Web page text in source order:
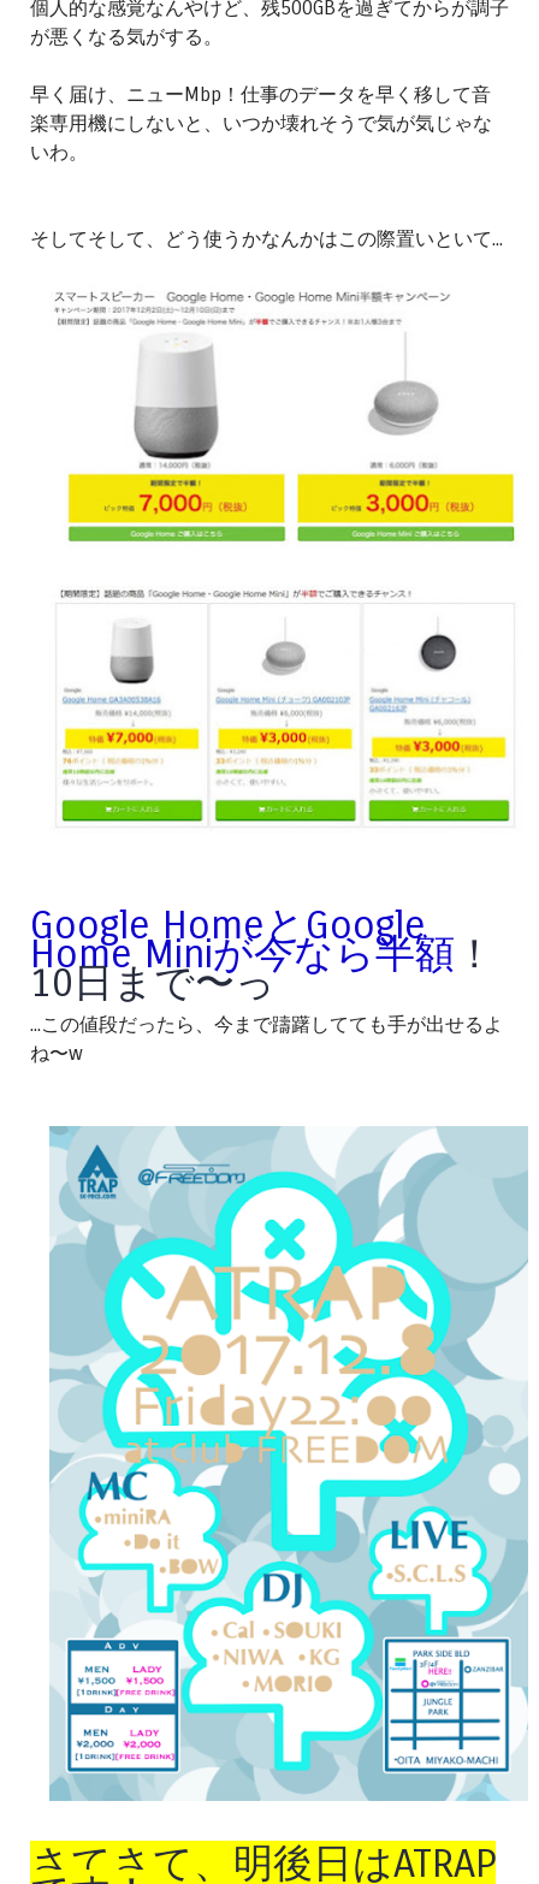
個人的な感覚なんやけど、残500GBを過ぎてからが調子
が悪くなる気がする。
早く届け、ニューMbp！仕事のデータを早く移して音
楽専用機にしないと、いつか壊れそうで気が気じゃな
いわ。
そしてそして、どう使うかなんかはこの際置いといて...
Google HomeとGoogle
Home Miniが今なら半額 ！
10日まで〜っ
...この値段だったら、今まで躊躇してても手が出せるよ
ね〜w
さてさて、明後日はATRAP